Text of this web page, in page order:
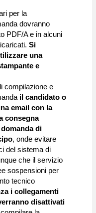
per la
dovranno
PDF/A e in alcuni
Si
una
e
compilazione e
il candidato o
email con la
consegna
di
, onde evitare
del sistema di
che il servizio
sospensioni per
tecnico
i collegamenti
disattivati